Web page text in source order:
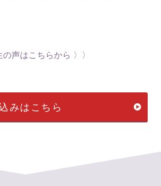
度を活用する
声はこちらから 〉〉
みはこちら